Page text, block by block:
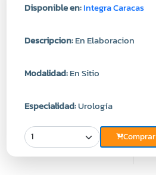
Disponible en:Integra Caracas
Descripcion:En Elaboracion
Modalidad:En Sitio
Especialidad:Urología
Comprar